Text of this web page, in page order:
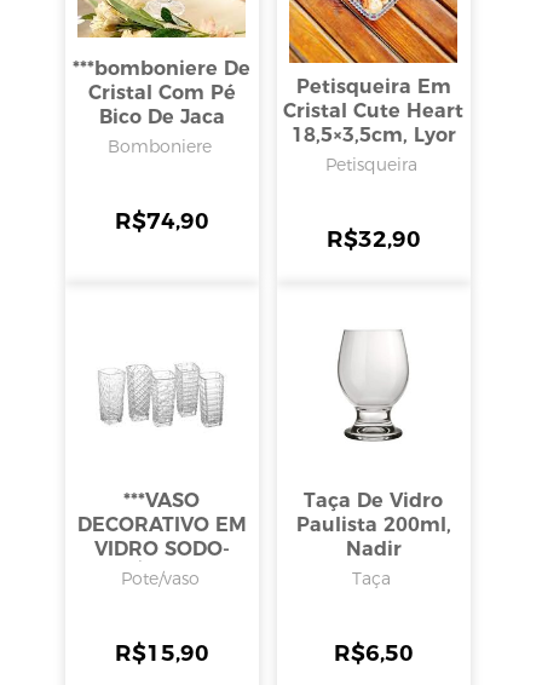
***bomboniere De
Cristal Com Pé
Bico De Jaca
Perseu 15x28cm,
Bomboniere
R$74,90
Petisqueira Em
Cristal Cute Heart
18,5×3,5cm, Lyor
Petisqueira
R$32,90
***VASO
DECORATIVO EM
VIDRO SODO-
CÁLCICO
Pote/vaso
R$15,90
Taça De Vidro
Paulista 200ml,
Nadir
Taça
R$6,50